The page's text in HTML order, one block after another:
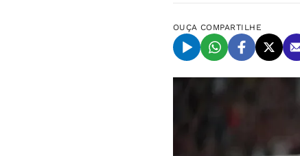
OUÇA COMPARTILHE